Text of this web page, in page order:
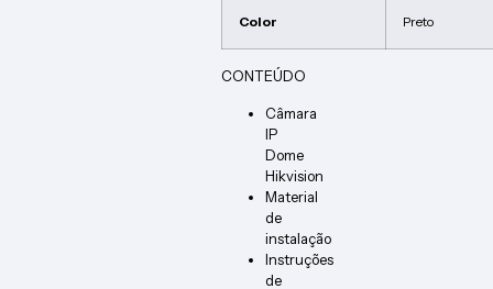
Color Preto
CONTEÚDO
Câmara
IP
Dome
Hikvision
Material
de
instalação
Instruções
de